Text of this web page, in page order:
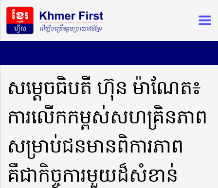
សម្តេចធិបតី ហ៊ុន ម៉ាណែត៖
ការលើកកម្ពស់សហគ្រិនភាព
សម្រាប់ជនមានពិការភាព
គឺជាកិច្ចការមួយដ៏សំខាន់